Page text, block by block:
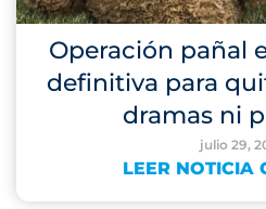
Operación pañal
definitiva para
dramas ni
julio 29,
LEER NOTICIA